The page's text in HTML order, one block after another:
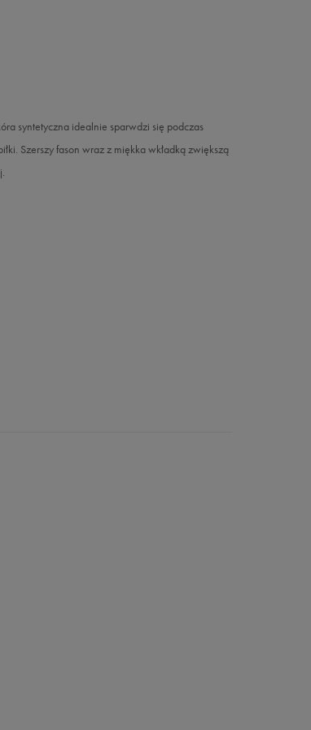
syntetyczna idealnie sparwdzi się podczas
Szerszy fason wraz z miękka wkładką zwiększą